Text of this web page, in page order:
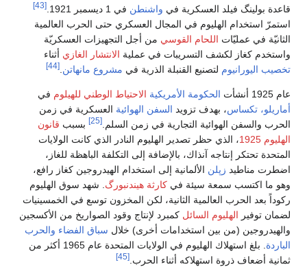
قاعدة بولينگ فيلد العسكرية في واشنطن في 1 ديسمبر 1921. [43]
استمرّ استخدام الهليوم في المجال العسكري حتى الحرب العالمية
الثانيّة في عمليّات اللحام القوسي من أجل التجهيزات العسكريّة
واستخدم كغاز لكشف التسريبات في عملية الانتشار الغازي أثناء
تخصيب اليورانيوم لتصنيع القنبلة الذرية في مشروع مانهاتن [44]
عام 1925 أنشأت الحكومة الأمريكية الاحتياط الوطني للهيلوم في
أماريلو، تكساس، بهدف تزويد السفن الهوائية العسكرية في زمن
الحرب والسفن الهوائية التجارية في زمن السلم. [25] بسبب قانون
الهليوم 1925
، الذي حظر تصدير الهليوم النادر الذي كانت الولايات
المتحدة تحتكر إنتاجه آنذاك، بالإضافة إلى التكلفة الباهظة للغاز،
اضطرت مناطيد زپلن الألمانية إلى استخدام الهيدروجين كغاز رافع،
وهو ما اكتسب سمعة سيئة في كارثة هيندنبورگ . شهد سوق الهليوم
ركوداً بعد الحرب العالمية الثانية، لكن المخزون توسع في الخمسينيات
لضمان توفير الهليوم السائل كمبرد لإنتاج وقود الصواريخ من الأكسجين
والهيدروجين (من بين استخدامات أخرى) خلال سباق الفضاء والحرب
الباردة
. بلغ استهلاك الهليوم في الولايات المتحدة عام 1965 أكثر من
ثمانية أضعاف ذروة استهلاكه أثناء الحرب. [45]